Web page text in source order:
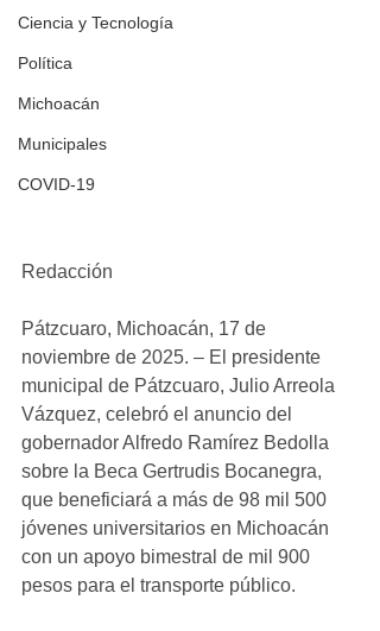
Ciencia y Tecnología
Política
Michoacán
Municipales
COVID-19
Redacción
Pátzcuaro, Michoacán, 17 de
noviembre de 2025. – El presidente
municipal de Pátzcuaro, Julio Arreola
Vázquez, celebró el anuncio del
gobernador Alfredo Ramírez Bedolla
sobre la Beca Gertrudis Bocanegra,
que beneficiará a más de 98 mil 500
jóvenes universitarios en Michoacán
con un apoyo bimestral de mil 900
pesos para el transporte público.